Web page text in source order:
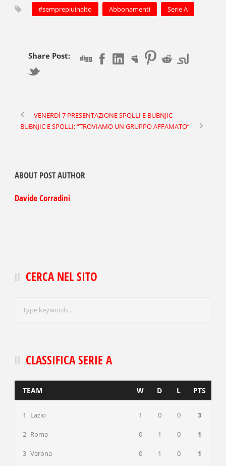
#semprepiuinalto Abbonamenti Serie A
Share Post:
VENERDÌ 7 PRESENTAZIONE SPOLLI E BUBNJIC
BUBNJIC E SPOLLI: “TROVIAMO UN GRUPPO AFFAMATO”
ABOUT POST AUTHOR
Davide Corradini
CERCA NEL SITO
CLASSIFICA SERIE A
TEAM W D L PTS
1 Lazio 1 0 0 3
2 Roma 0 1 0 1
3 Verona 0 1 0 1